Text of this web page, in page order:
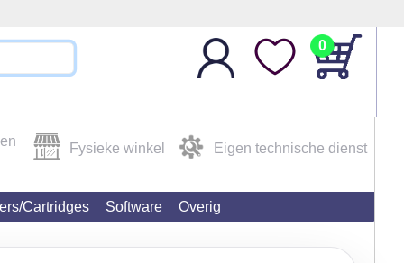
0
Fysieke winkel Eigen technische dienst
Cartridges Software Overig